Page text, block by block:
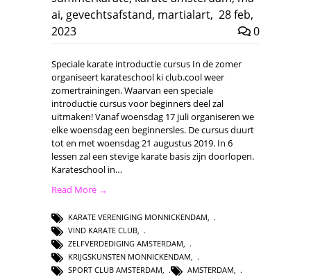
ai, gevechtsafstand, martialart, 28 feb,
2023
0
Speciale karate introductie cursus In de zomer
organiseert karateschool ki club.cool weer
zomertrainingen. Waarvan een speciale
introductie cursus voor beginners deel zal
uitmaken! Vanaf woensdag 17 juli organiseren we
elke woensdag een beginnersles. De cursus duurt
tot en met woensdag 21 augustus 2019. In 6
lessen zal een stevige karate basis zijn doorlopen.
Karateschool in…
Read More →
KARATE VERENIGING MONNICKENDAM,
VIND KARATE CLUB,
ZELFVERDEDIGING AMSTERDAM,
KRIJGSKUNSTEN MONNICKENDAM,
SPORT CLUB AMSTERDAM, AMSTERDAM,